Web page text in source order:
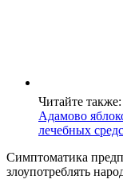
Читайте также:
Адамово
лечебных
Симптоматика
злоупотреблять